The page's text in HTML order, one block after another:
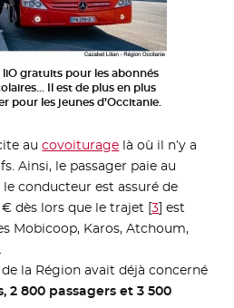
gratuits pour les abonnés
Il est de plus en plus
pour les jeunes d’Occitanie.
aucovoiturage - Nouvelle fenêtre
là où il n’y a
Ainsi, le passager paie au
conducteur est assuré de
dès lors que le trajet [3] est
Mobicoop, Karos, Atchoum,
la Région avait déjà concerné
2 800 passagers et 3 500